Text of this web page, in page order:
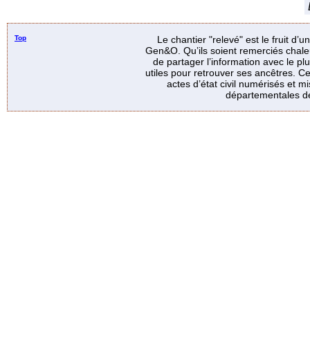
Top
Le chantier "relevé" est le fruit
Gen&O. Qu’ils soient remerciés
de partager l’information avec le
utiles pour retrouver ses ancêtres.
actes d’état civil numérisés et
départementales